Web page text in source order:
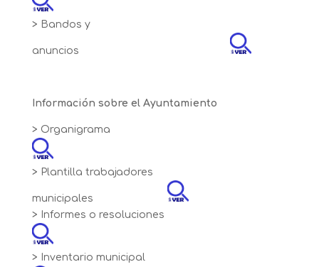
> Bandos y
anuncios
Información sobre el Ayuntamiento
> Organigrama
> Plantilla trabajadores
municipales
> Informes o resoluciones
> Inventario municipal